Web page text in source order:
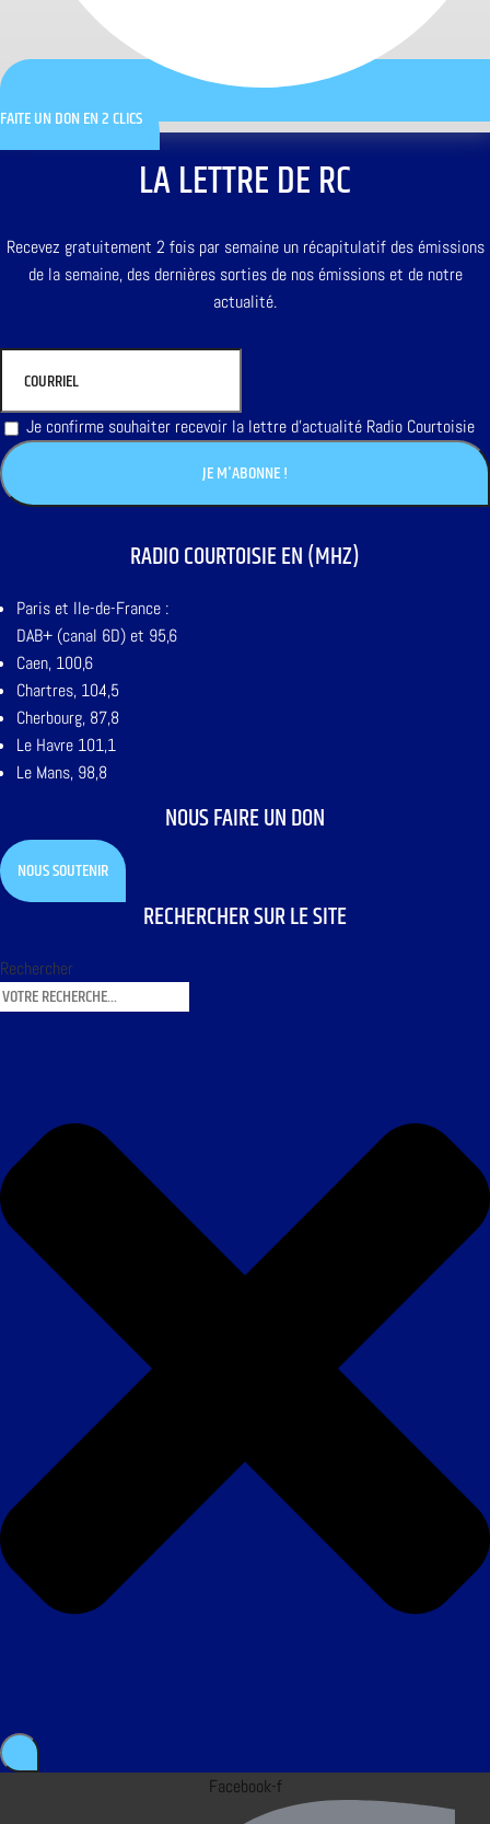
FAITE UN DON EN 2 CLICS
LA LETTRE DE RC
Recevez gratuitement 2 fois par semaine un récapitulatif des émissions
de la semaine, des dernières sorties de nos émissions et de notre
actualité.
Je confirme souhaiter recevoir la lettre d'actualité Radio Courtoisie
RADIO COURTOISIE EN (MHZ)
Paris et Ile-de-France :
DAB+ (canal 6D) et 95,6
Caen, 100,6
Chartres, 104,5
Cherbourg, 87,8
Le Havre 101,1
Le Mans, 98,8
NOUS FAIRE UN DON
NOUS SOUTENIR
RECHERCHER SUR LE SITE
Rechercher
Facebook-f